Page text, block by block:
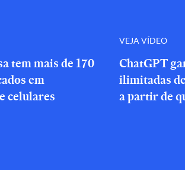
tem mais de 170
em
celulares
VEJA VÍDEO
ChatGPT
ilimitadas
a partir de